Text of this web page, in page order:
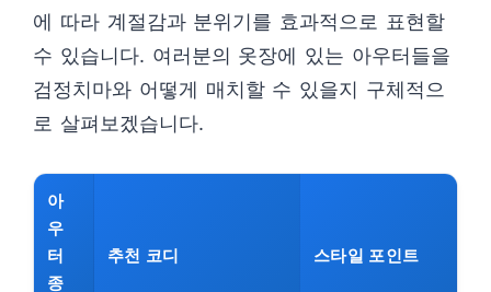
에 따라 계절감과 분위기를 효과적으로 표현할
수 있습니다. 여러분의 옷장에 있는 아우터들을
검정치마와 어떻게 매치할 수 있을지 구체적으
로 살펴보겠습니다.
아
우
터
종
추천 코디 스타일 포인트